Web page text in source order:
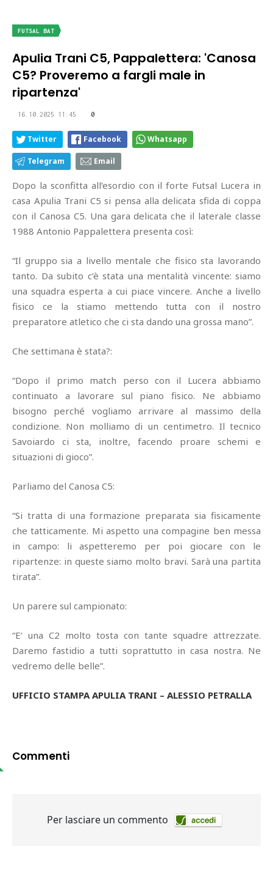
FUTSAL BAT
Apulia Trani C5, Pappalettera: 'Canosa
C5? Proveremo a fargli male in
ripartenza'
16.10.2025 11:45 0
Twitter Facebook Whatsapp
Telegram Email
Dopo la sconfitta all’esordio con il forte Futsal Lucera in
casa Apulia Trani C5 si pensa alla delicata sfida di coppa
con il Canosa C5. Una gara delicata che il laterale classe
1988 Antonio Pappalettera presenta così:
“Il gruppo sia a livello mentale che fisico sta lavorando
tanto. Da subito c’è stata una mentalità vincente: siamo
una squadra esperta a cui piace vincere. Anche a livello
fisico ce la stiamo mettendo tutta con il nostro
preparatore atletico che ci sta dando una grossa mano”.
Che settimana è stata?:
“Dopo il primo match perso con il Lucera abbiamo
continuato a lavorare sul piano fisico. Ne abbiamo
bisogno perché vogliamo arrivare al massimo della
condizione. Non molliamo di un centimetro. Il tecnico
Savoiardo ci sta, inoltre, facendo proare schemi e
situazioni di gioco”.
Parliamo del Canosa C5:
“Si tratta di una formazione preparata sia fisicamente
che tatticamente. Mi aspetto una compagine ben messa
in campo: li aspetteremo per poi giocare con le
ripartenze: in queste siamo molto bravi. Sarà una partita
tirata”.
Un parere sul campionato:
“E’ una C2 molto tosta con tante squadre attrezzate.
Daremo fastidio a tutti soprattutto in casa nostra. Ne
vedremo delle belle”.
UFFICIO STAMPA APULIA TRANI – ALESSIO PETRALLA
Commenti